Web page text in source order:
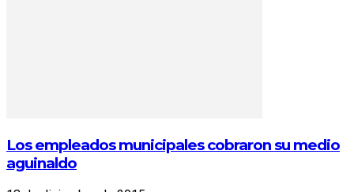
Los empleados municipales cobraron su medio
aguinaldo